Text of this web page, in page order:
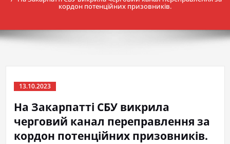
кордон потенційних призовників.
13.10.2023
На Закарпатті СБУ викрила
черговий канал переправлення за
кордон потенційних призовників.